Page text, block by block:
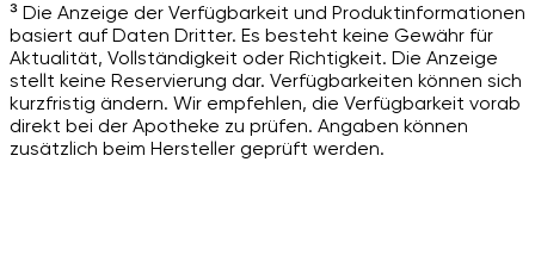
³ Die Anzeige der Verfügbarkeit und Produktinformationen
basiert auf Daten Dritter. Es besteht keine Gewähr für
Aktualität, Vollständigkeit oder Richtigkeit. Die Anzeige
stellt keine Reservierung dar. Verfügbarkeiten können sich
kurzfristig ändern. Wir empfehlen, die Verfügbarkeit vorab
direkt bei der Apotheke zu prüfen. Angaben können
zusätzlich beim Hersteller geprüft werden.